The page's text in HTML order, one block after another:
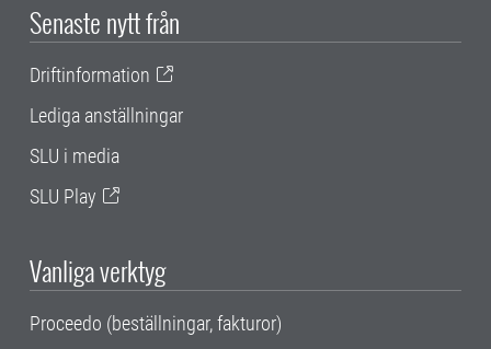
Senaste nytt från
Driftinformation
Lediga anställningar
SLU i media
SLU Play
Vanliga verktyg
Proceedo (beställningar, fakturor)